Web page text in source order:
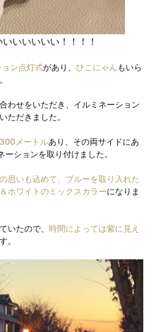
いいいいい！！！！
ン点灯式があり、 ひこにゃんもいら
わせをいただき、イルミネーション
ただきました。
メートルあり、その両サイドにあ
ションを取り付けました。
思いも込めて、ブルーを取り入れた
ホワイトのミックスカラーになりま
いたので、 時間によっては紫に見え
。